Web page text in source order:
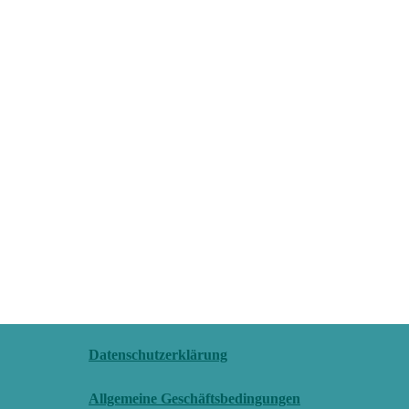
Datenschutzerklärung
Allgemeine Geschäftsbedingungen